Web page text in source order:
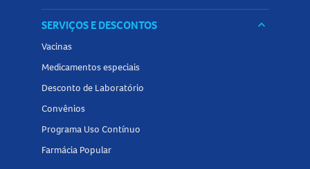
SERVIÇOS E DESCONTOS keyboard_arrow_down
Vacinas
Medicamentos especiais
Desconto de Laboratório
Convênios
Programa Uso Contínuo
Farmácia Popular